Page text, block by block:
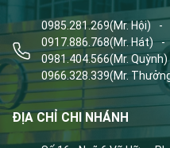
0985.281.269(Mr. Hội) -
0917.886.768(Mr. Hát) -
0981.404.566(Mr. Quỳnh)
0966.328.339(Mr.
ĐỊA CHỈ CHI NHÁNH